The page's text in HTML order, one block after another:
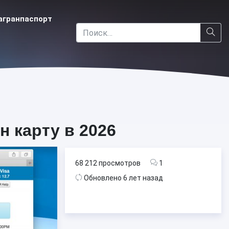
в 2026
68 212 просмотров
1
Обновлено 6 лет назад